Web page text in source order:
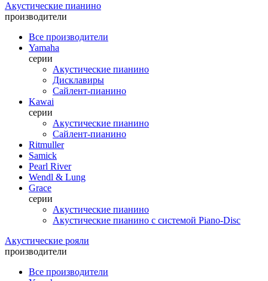
Акустические пианино
производители
Все производители
Yamaha
серии
Акустические пианино
Дисклавиры
Сайлент-пианино
Kawai
серии
Акустические пианино
Сайлент-пианино
Ritmuller
Samick
Pearl River
Wendl & Lung
Grace
серии
Акустические пианино
Акустические пианино с системой Piano-Disc
Акустические рояли
производители
Все производители